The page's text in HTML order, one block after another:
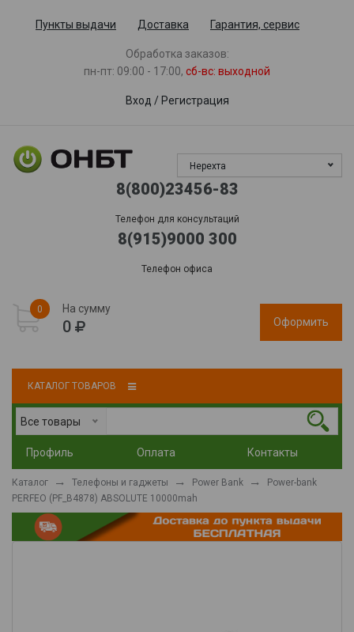
Пункты выдачи Доставка Гарантия, сервис
Обработка заказов:
пн-пт: 09:00 - 17:00, сб-вс: выходной
Вход / Регистрация
Нерехта
8(800)23456-83
Телефон для консультаций
8(915)9000 300
Телефон офиса
0 На сумму
0 Оформить
КАТАЛОГ ТОВАРОВ
Все товары
Профиль Оплата Контакты
Каталог Телефоны и гаджеты Power Bank
Power-bank
PERFEO (PF_B4878) ABSOLUTE 10000mah